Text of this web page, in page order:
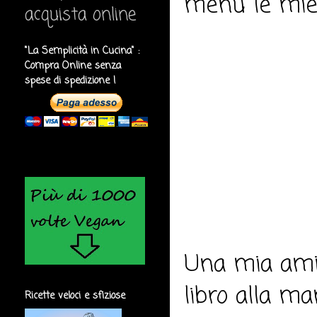
Una mia
libro alla
acquista online
"La Semplicità in Cucina" :
Compra Online senza
spese di spedizione !
Ricette veloci e sfiziose